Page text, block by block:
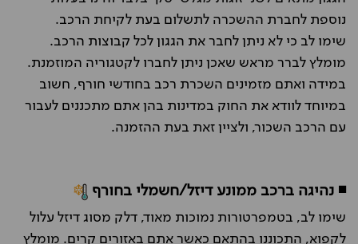
נוספת לחברת ההשכרה לתשלום בעת לקיחת הרכב.
שימו לב כי לא ניתן לחבר את הגגון לכל קבוצות הרכב.
מומלץ לברר מראש שאכן ניתן לחברו לקטגוריה המוזמנת.
במידה ואתם מזמינים השכרת רכב בחודשי חורף, חשוב
במיוחד לוודא את החוק במדינות בהן אתם מתכננים לעבור
עם הרכב השכור, ולציין זאת בעת ההזמנה.
◾ נהיגה ברכב ממונע דיזל/חשמלי בחורף
שימו לב, בטמפרטורות נמוכות מאוד, דלק מסוג דיזל עלול
לקפוא, התכוננו בהתאם כאשר אתם באזורים קרים. מומלץ